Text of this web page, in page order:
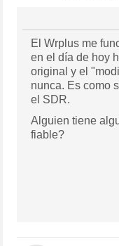
El Wrplus me
en el día de hoy
original y el
nunca. Es como
el SDR.
Alguien tiene
fiable?